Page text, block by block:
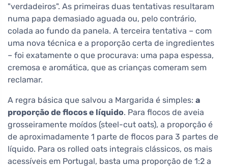
"verdadeiros". As primeiras duas tentativas resultaram
numa papa demasiado aguada ou, pelo contrário,
colada ao fundo da panela. A terceira tentativa – com
uma nova técnica e a proporção certa de ingredientes
– foi exatamente o que procurava: uma papa espessa,
cremosa e aromática, que as crianças comeram sem
reclamar.
A regra básica que salvou a Margarida é simples: a
proporção de flocos e líquido. Para flocos de aveia
grosseiramente moídos (steel-cut oats), a proporção é
de aproximadamente 1 parte de flocos para 3 partes de
líquido. Para os rolled oats integrais clássicos, os mais
acessíveis em Portugal, basta uma proporção de 1:2 a